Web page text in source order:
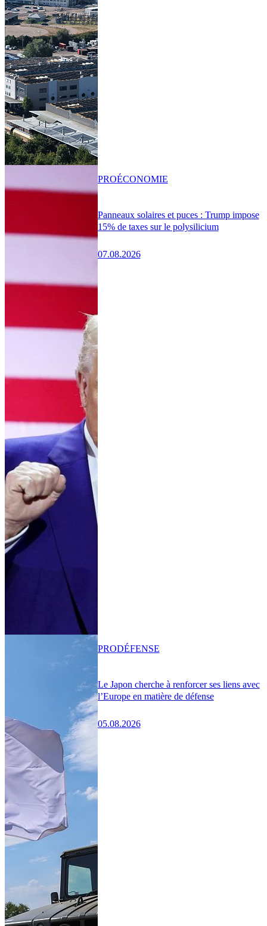
Panneaux solaires et puces : Trump impose
15% de taxes sur le polysilicium
07.08.2026
PROÉCONOMIE
Le Japon cherche à renforcer ses liens avec
l’Europe en matière de défense
05.08.2026
PRODÉFENSE